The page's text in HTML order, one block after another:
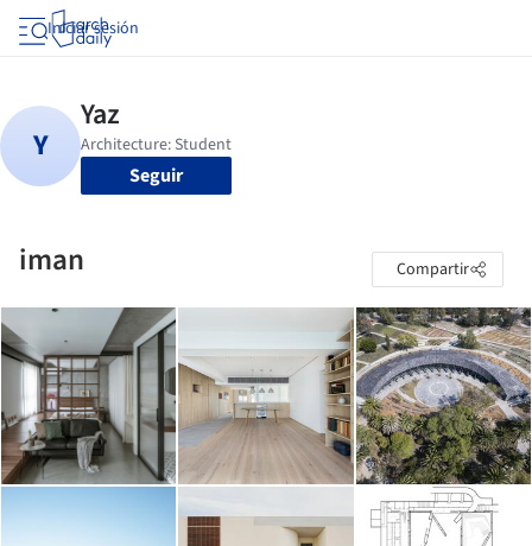
Iniciar sesión
Seguir
iman Compartir